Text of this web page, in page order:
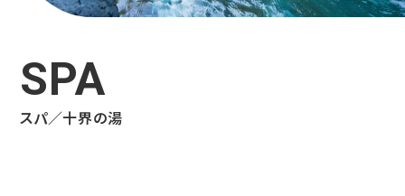
SPA
スパ／十界の湯